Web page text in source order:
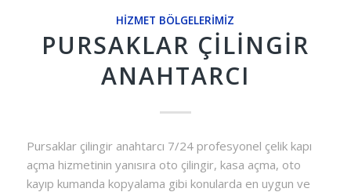
HIZMET BÖLGELERIMIZ
PURSAKLAR ÇILINGIR
ANAHTARCI
Pursaklar çilingir anahtarcı 7/24 profesyonel çelik kapı
açma hizmetinin yanısıra oto çilingir, kasa açma, oto
kayıp kumanda kopyalama gibi konularda en uygun ve